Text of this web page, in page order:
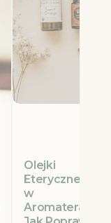
Olejki
Eteryczne Etja
w
Aromaterapii: